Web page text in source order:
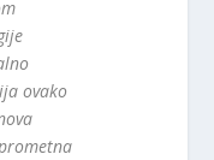
ovako